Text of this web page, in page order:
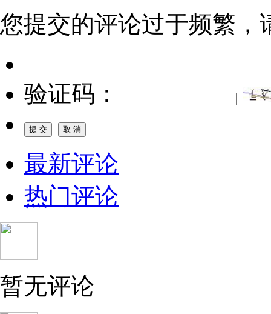
您提交的评论过于频繁，
验证码：
最新评论
热门评论
暂无评论